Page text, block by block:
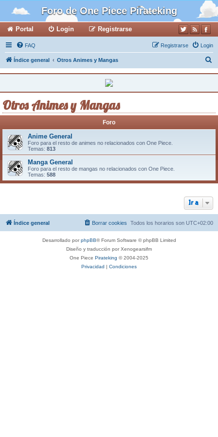
Foro de One Piece Pirateking
Portal Login Registrarse
FAQ Login
Registrarse
Índice general Otros Animes y Mangas
c
Otros Animes y Mangas
Foro
Anime General
Foro para el resto de animes no relacionados con One Piece.
Temas: 813
Manga General
Foro para el resto de mangas no relacionados con One Piece.
Temas: 588
Ir a
Índice general Todos los horarios son UTC+02:00
Borrar cookies
Desarrollado porphpBB® Forum Software © phpBB Limited
Diseño y traducción por Xenogearsifm
One Piece Pirateking © 2004-2025
Privacidad | Condiciones